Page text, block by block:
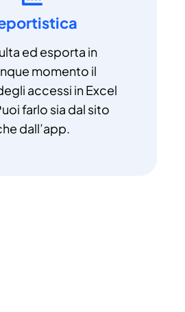
ed esporta in
momento il
accessi in Excel
farlo sia dal sito
dall’app.